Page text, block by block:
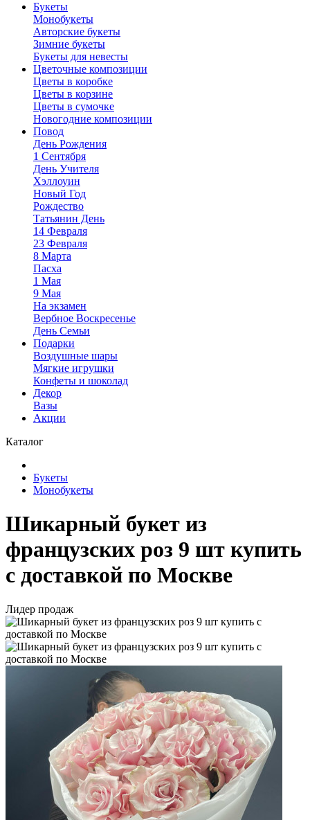
Букеты
Монобукеты
Авторские букеты
Зимние букеты
Букеты для невесты
Цветочные композиции
Цветы в коробке
Цветы в корзине
Цветы в сумочке
Новогодние композиции
Повод
День Рождения
1 Сентября
День Учителя
Хэллоуин
Новый Год
Рождество
Татьянин День
14 Февраля
23 Февраля
8 Марта
Пасха
1 Мая
9 Мая
На экзамен
Вербное Воскресенье
День Семьи
Подарки
Воздушные шары
Мягкие игрушки
Конфеты и шоколад
Декор
Вазы
Акции
Каталог
Букеты
Монобукеты
Шикарный букет из
французских роз 9 шт купить
с доставкой по Москве
Лидер продаж